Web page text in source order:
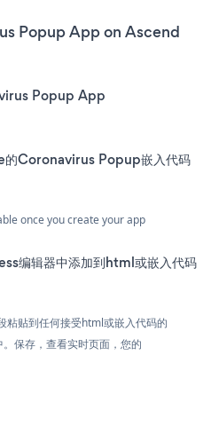
Popup App on Ascend
Popup App
Coronavirus Popup嵌入代码
once you create your app
编辑器中添加到html或嵌入代码
粘贴到任何接受html或嵌入代码的
保存，查看实时页面，您的